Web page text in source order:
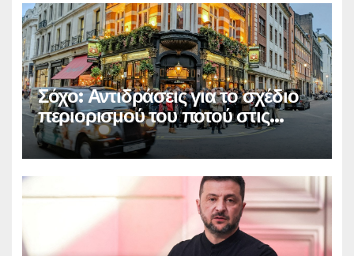
Σόχο: Αντιδράσεις για το σχέδιο
περιορισμού του ποτού στις
παμπ